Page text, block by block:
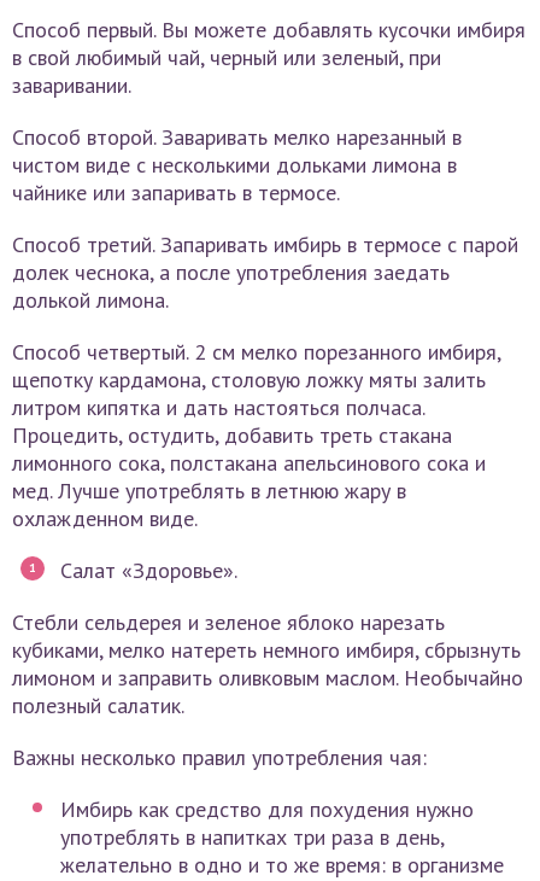
Способ первый. Вы можете добавлять кусочки имбиря
в свой любимый чай, черный или зеленый, при
заваривании.
Способ второй. Заваривать мелко нарезанный в
чистом виде с несколькими дольками лимона в
чайнике или запаривать в термосе.
Способ третий. Запаривать имбирь в термосе с парой
долек чеснока, а после употребления заедать
долькой лимона.
Способ четвертый. 2 см мелко порезанного имбиря,
щепотку кардамона, столовую ложку мяты залить
литром кипятка и дать настояться полчаса.
Процедить, остудить, добавить треть стакана
лимонного сока, полстакана апельсинового сока и
мед. Лучше употреблять в летнюю жару в
охлажденном виде.
Салат «Здоровье».
Стебли сельдерея и зеленое яблоко нарезать
кубиками, мелко натереть немного имбиря, сбрызнуть
лимоном и заправить оливковым маслом. Необычайно
полезный салатик.
Важны несколько правил употребления чая:
Имбирь как средство для похудения нужно
употреблять в напитках три раза в день,
желательно в одно и то же время: в организме